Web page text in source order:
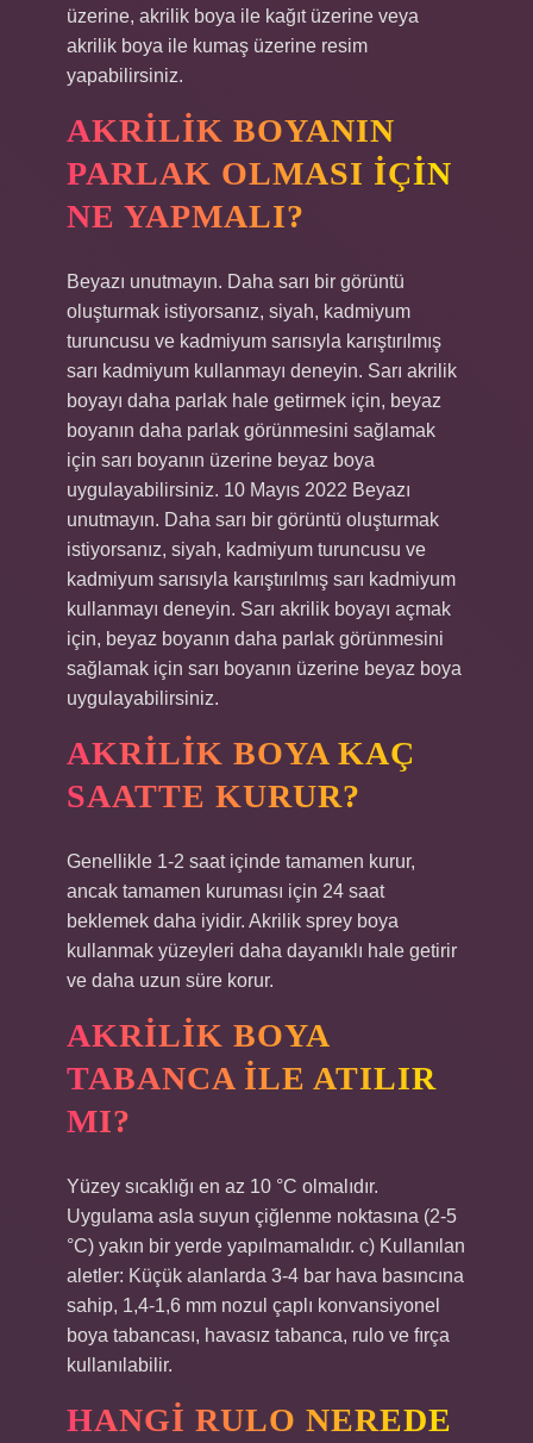
üzerine, akrilik boya ile kağıt üzerine veya
akrilik boya ile kumaş üzerine resim
yapabilirsiniz.
AKRILIK BOYANIN
PARLAK OLMASI IÇIN
NE YAPMALI?
Beyazı unutmayın. Daha sarı bir görüntü
oluşturmak istiyorsanız, siyah, kadmiyum
turuncusu ve kadmiyum sarısıyla karıştırılmış
sarı kadmiyum kullanmayı deneyin. Sarı akrilik
boyayı daha parlak hale getirmek için, beyaz
boyanın daha parlak görünmesini sağlamak
için sarı boyanın üzerine beyaz boya
uygulayabilirsiniz. 10 Mayıs 2022 Beyazı
unutmayın. Daha sarı bir görüntü oluşturmak
istiyorsanız, siyah, kadmiyum turuncusu ve
kadmiyum sarısıyla karıştırılmış sarı kadmiyum
kullanmayı deneyin. Sarı akrilik boyayı açmak
için, beyaz boyanın daha parlak görünmesini
sağlamak için sarı boyanın üzerine beyaz boya
uygulayabilirsiniz.
AKRILIK BOYA KAÇ
SAATTE KURUR?
Genellikle 1-2 saat içinde tamamen kurur,
ancak tamamen kuruması için 24 saat
beklemek daha iyidir. Akrilik sprey boya
kullanmak yüzeyleri daha dayanıklı hale getirir
ve daha uzun süre korur.
AKRILIK BOYA
TABANCA ILE ATILIR
MI?
Yüzey sıcaklığı en az 10 °C olmalıdır.
Uygulama asla suyun çiğlenme noktasına (2-5
°C) yakın bir yerde yapılmamalıdır. c) Kullanılan
aletler: Küçük alanlarda 3-4 bar hava basıncına
sahip, 1,4-1,6 mm nozul çaplı konvansiyonel
boya tabancası, havasız tabanca, rulo ve fırça
kullanılabilir.
HANGI RULO NEREDE